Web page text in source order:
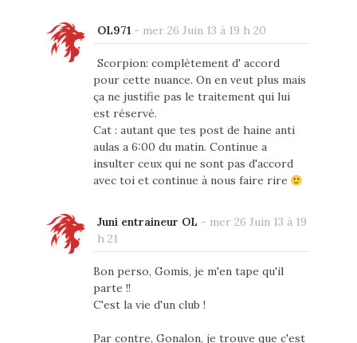
OL971- mer 26 Juin 13 à 19 h 20
Scorpion: complètement d' accord
pour cette nuance. On en veut plus mais
ça ne justifie pas le traitement qui lui
est réservé.
Cat : autant que tes post de haine anti
aulas a 6:00 du matin. Continue a
insulter ceux qui ne sont pas d'accord
avec toi et continue à nous faire rire
Juni entraineur OL - mer 26 Juin 13 à 19
h 21
Bon perso, Gomis, je m'en tape qu'il
parte !!
C'est la vie d'un club !
Par contre, Gonalon, je trouve que c'est